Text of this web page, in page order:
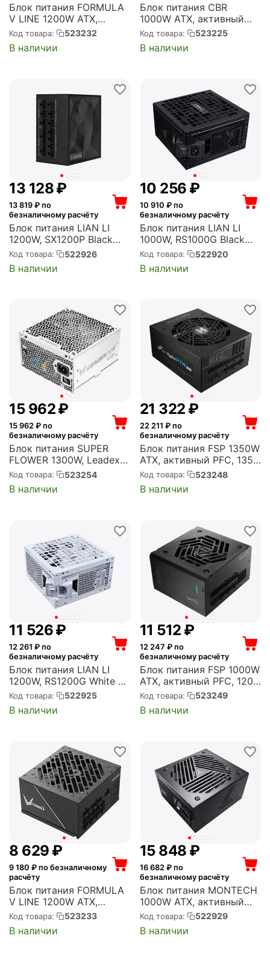
Блок питания FORMULA
V LINE 1200W ATX,
активный PFC, 120 мм,
80 PLUS Gold,
модульные кабели (FV-
Код товара: 523232
В наличии
Блок питания CBR
1000W ATX, активный
PFC, 120 мм, 80 PLUS
Gold, модульные кабели
(PSU-ATX650-12GM)
Код товара: 523225
В наличии
13 128₽
13 819 ₽ по
безналичному расчёту
Блок питания LIAN LI
1200W, SX1200P Black
ATX, активный PFC, 120
мм, 80 PLUS Platinum,
модульные кабели
Код товара: 522926
В наличии
10 256 ₽
10 910 ₽ по
безналичному расчёту
Блок питания LIAN LI
1000W, RS1000G Black
ATX, активный PFC, 135
мм, 80 PLUS Gold,
модульные кабели
Код товара: 522920
В наличии
15 962₽
15 962 ₽ по
безналичному расчёту
Блок питания SUPER
FLOWER 1300W, Leadex
VII XG 1300 ATX,
активный PFC, 140 мм,
80 PLUS Gold, Cybenetics
Код товара: 523254
В наличии
21 322 ₽
22 211 ₽ по
безналичному расчёту
Блок питания FSP 1350W
ATX, активный PFC, 135
мм, 80 PLUS Platinum,
модульные кабели
(HPT2-1350M)
Код товара: 523248
В наличии
11 526₽
12 261 ₽ по
безналичному расчёту
Блок питания LIAN LI
1200W, RS1200G White +
RS Hub ATX, активный
PFC, 135 мм, 80 PLUS
Gold, модульные кабели
Код товара: 522925
В наличии
11 512 ₽
12 247 ₽ по
безналичному расчёту
Блок питания FSP 1000W
ATX, активный PFC, 120
мм, 80 PLUS Gold,
модульные кабели (VITA-
1000GM)
Код товара: 523249
В наличии
8 629 ₽
9 180 ₽ по безналичному
расчёту
Блок питания FORMULA
V LINE 1200W ATX,
активный PFC, 120 мм,
80 PLUS Platinum,
модульные кабели (FV-
Код товара: 523233
В наличии
15 848 ₽
16 682 ₽ по
безналичному расчёту
Блок питания MONTECH
1000W ATX, активный
PFC, 135 мм, 80 PLUS
Gold, модульные кабели
(TITAN GOLD 1000W)
Код товара: 522929
В наличии